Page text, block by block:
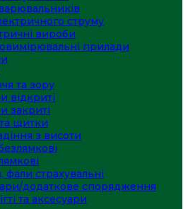
струму
вироби
прилади
та зору
відкриті
закриті
щитки
з висоти
фали страхувальні
додаткове спорядження
та аксесуари